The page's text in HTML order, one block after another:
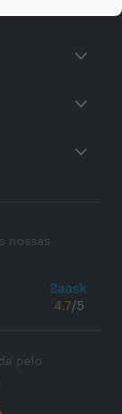
nossas
4.7/5
pelo